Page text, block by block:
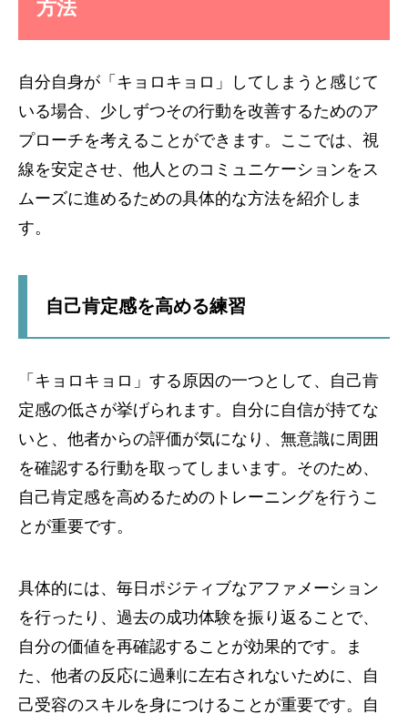
方法
自分自身が「キョロキョロ」してしまうと感じて
いる場合、少しずつその行動を改善するためのア
プローチを考えることができます。ここでは、視
線を安定させ、他人とのコミュニケーションをス
ムーズに進めるための具体的な方法を紹介しま
す。
自己肯定感を高める練習
「キョロキョロ」する原因の一つとして、自己肯
定感の低さが挙げられます。自分に自信が持てな
いと、他者からの評価が気になり、無意識に周囲
を確認する行動を取ってしまいます。そのため、
自己肯定感を高めるためのトレーニングを行うこ
とが重要です。
具体的には、毎日ポジティブなアファメーション
を行ったり、過去の成功体験を振り返ることで、
自分の価値を再確認することが効果的です。ま
た、他者の反応に過剰に左右されないために、自
己受容のスキルを身につけることが重要です。自